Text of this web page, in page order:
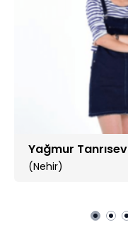
Yağmur
(Nehir)